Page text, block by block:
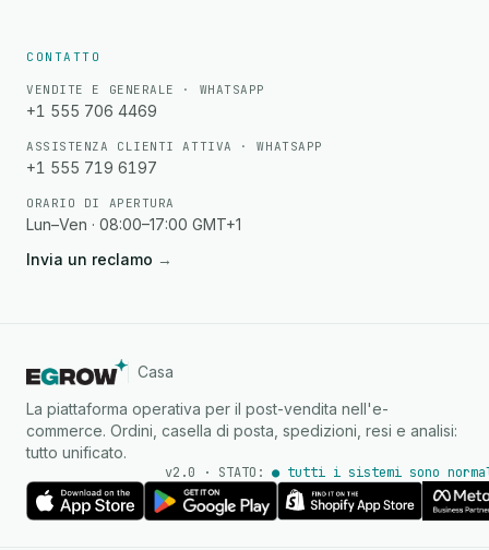
CONTATTO
VENDITE E GENERALE · WHATSAPP
+1 555 706 4469
ASSISTENZA CLIENTI ATTIVA · WHATSAPP
+1 555 719 6197
ORARIO DI APERTURA
Lun–Ven · 08:00–17:00 GMT+1
Invia un reclamo →
Casa
La piattaforma operativa per il post-vendita nell'e-
commerce. Ordini, casella di posta, spedizioni, resi e analisi:
tutto unificato.
v2.0 · STATO: ● tutti i sistemi sono